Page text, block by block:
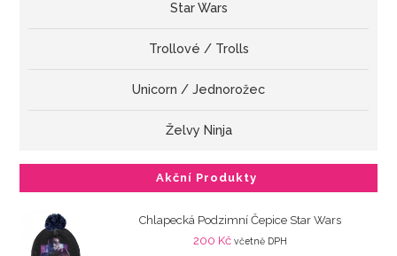
Star Wars
Trollové / Trolls
Unicorn / Jednorožec
Želvy Ninja
Akční Produkty
Chlapecká Podzimní Čepice Star Wars
200 Kč včetně DPH